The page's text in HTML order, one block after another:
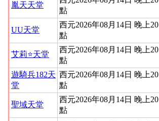
胤天天堂
點
UU天堂
西元2026年08月14日 晚上20
點
艾莉⭐天堂
西元2026年08月14日 晚上20
點
遊騎兵182天
堂
西元2026年08月14日 晚上20
點
聖域天堂
西元2026年08月14日 晚上20
點